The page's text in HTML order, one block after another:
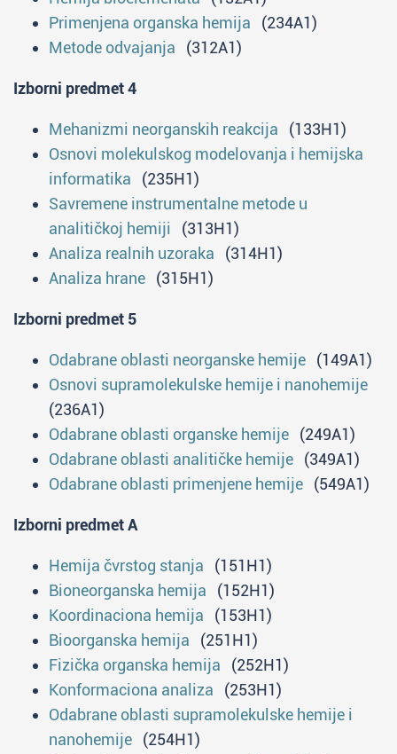
Primenjena organska hemija (234A1)
Metode odvajanja (312A1)
Izborni predmet 4
Mehanizmi neorganskih reakcija (133H1)
Osnovi molekulskog modelovanja i hemijska
informatika (235H1)
Savremene instrumentalne metode u
analitičkoj hemiji (313H1)
Analiza realnih uzoraka (314H1)
Analiza hrane (315H1)
Izborni predmet 5
Odabrane oblasti neorganske hemije (149A1)
Osnovi supramolekulske hemije i nanohemije
(236A1)
Odabrane oblasti organske hemije (249A1)
Odabrane oblasti analitičke hemije (349A1)
Odabrane oblasti primenjene hemije (549A1)
Izborni predmet A
Hemija čvrstog stanja (151H1)
Bioneorganska hemija (152H1)
Koordinaciona hemija (153H1)
Bioorganska hemija (251H1)
Fizička organska hemija (252H1)
Konformaciona analiza (253H1)
Odabrane oblasti supramolekulske hemije i
nanohemije (254H1)